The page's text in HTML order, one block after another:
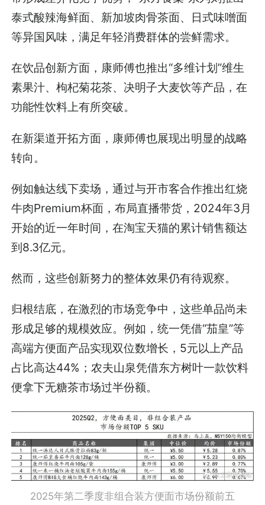
泰式酸辣海鲜面、新加坡肉骨茶面、日式味噌面
等异国风味，满足年轻消费群体的尝鲜需求。
在饮品创新方面，康师傅也推出“多维计划”维生
素果汁、枸杞菊花茶、决明子大麦饮等产品，在
功能性饮料上有所突破。
在新渠道开拓方面，康师傅也展现出明显的战略
转向。
例如触达线下卖场，通过与开市客合作推出红烧
牛肉Premium杯面，布局直播带货，2024年3月
开始的近一年时间，在淘宝天猫的累计销售额达
到8.3亿元。
然而，这些创新努力的整体效果仍有待观察。
归根结底，在激烈的市场竞争中，这些单品尚未
形成足够的规模效应。例如，统一凭借“茄皇”等
高端方便面产品实现双位数增长，5元以上产品
占比高达44%；农夫山泉凭借东方树叶一款饮料
便拿下无糖茶市场过半份额。
2025年第二季度非组合装方便面市场份额前五